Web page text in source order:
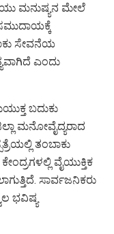
ಮನುಷ್ಯನ ಮೇಲೆ
ಸೇವನೆಯ
ಎಂದು
ಬದುಕು
ಮನೋವೈದ್ಯರಾದ
ತಂಬಾಕು
ವೈಯುಕ್ತಿಕ
ಸಾರ್ವಜನಿಕರು
ಭವಿಷ್ಯ